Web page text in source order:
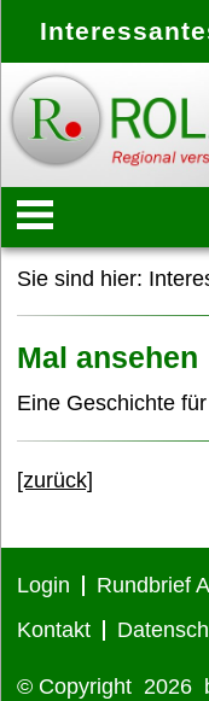
Startseite
Konzept
Termine
Bildung und Wissen
Sie sind hier:
Mal ansehen
Eine Geschichte
[zurück]
Login Rundbrief
Kontakt
© Copyright 2026